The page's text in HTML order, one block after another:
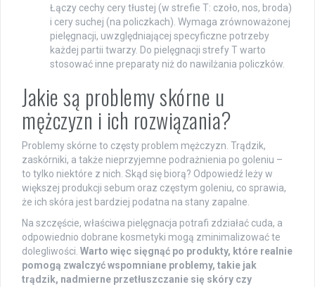
Łączy cechy cery tłustej (w strefie T: czoło, nos, broda)
i cery suchej (na policzkach). Wymaga zrównoważonej
pielęgnacji, uwzględniającej specyficzne potrzeby
każdej partii twarzy. Do pielęgnacji strefy T warto
stosować inne preparaty niż do nawilżania policzków.
Jakie są problemy skórne u
mężczyzn i ich rozwiązania?
Problemy skórne to częsty problem mężczyzn. Trądzik,
zaskórniki, a także nieprzyjemne podrażnienia po goleniu –
to tylko niektóre z nich. Skąd się biorą? Odpowiedź leży w
większej produkcji sebum oraz częstym goleniu, co sprawia,
że ich skóra jest bardziej podatna na stany zapalne.
Na szczęście, właściwa pielęgnacja potrafi zdziałać cuda, a
odpowiednio dobrane kosmetyki mogą zminimalizować te
dolegliwości. Warto więc sięgnąć po produkty, które realnie
pomogą zwalczyć wspomniane problemy, takie jak
trądzik, nadmierne przetłuszczanie się skóry czy